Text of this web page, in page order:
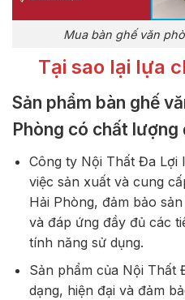
Mua bàn ghế văn
Tại sao lại lựa
Sản phẩm bàn ghế
Phòng có chất lượng
Công ty Nội Thất Đa Lợi
việc sản xuất và cung
Hải Phòng, đảm bảo
và đáp ứng đầy đủ các
tính năng sử dụng.
Sản phẩm của Nội Thất
dạng, hiện đại và đảm